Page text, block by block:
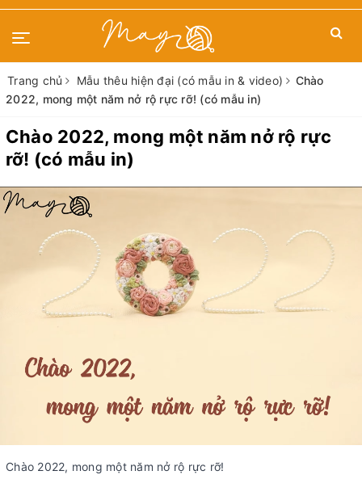
Trang chủ Mẫu thêu hiện đại (có mẫu in & video)
Chào
2022, mong một năm nở rộ rực rỡ! (có mẫu in)
Chào 2022, mong một năm nở rộ rực
rỡ! (có mẫu in)
Chào 2022, mong một năm nở rộ rực rỡ!